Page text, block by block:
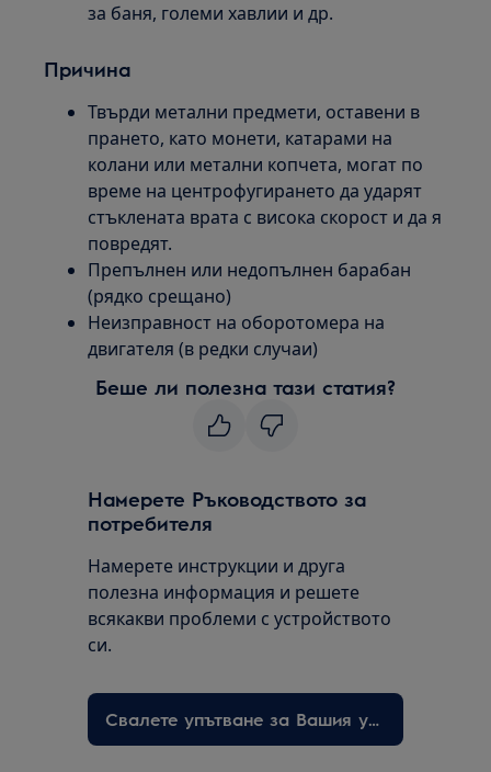
за баня, големи хавлии и др.
Причина
Твърди метални предмети, оставени в
прането, като монети, катарами на
колани или метални копчета, могат по
време на центрофугирането да ударят
стъклената врата с висока скорост и да я
повредят.
Препълнен или недопълнен барабан
(рядко срещано)
Неизправност на оборотомера на
двигателя (в редки случаи)
Беше ли полезна тази статия?
Намерете Ръководството за
потребителя
Намерете инструкции и друга
полезна информация и решете
всякакви проблеми с устройството
си.
Свалете упътване за Вашия уред